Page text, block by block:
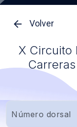
Volver
X Circuito